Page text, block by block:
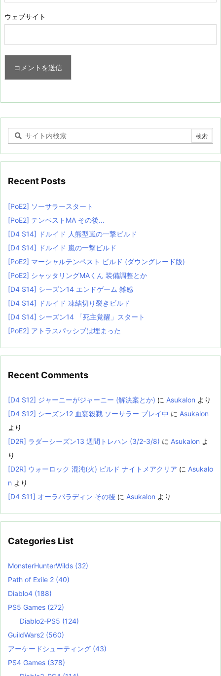
ウェブサイト
Recent Posts
[PoE2] ソーサラースタート
[PoE2] テンペストMA その後…
[D4 S14] ドルイド 人熊型嵐の一撃ビルド
[D4 S14] ドルイド 嵐の一撃ビルド
[PoE2] マーシャルテンペスト ビルド (ダウングレード版)
[PoE2] シャッタリングMAくん 装備調整とか
[D4 S14] シーズン14 エンドゲーム 雑感
[D4 S14] ドルイド 凍結切り裂きビルド
[D4 S14] シーズン14 「死主覚醒」スタート
[PoE2] アトラスパッシブは埋まった
Recent Comments
[D4 S12] ジャーニーがジャーニー (解決案とか) に Asukalon より
[D4 S12] シーズン12 血宴殺戮 ソーサラー プレイ中 に Asukalon
より
[D2R] ラダーシーズン13 週間トレハン (3/2-3/8) に Asukalon よ
り
[D2R] ウォーロック 混沌(火) ビルド ナイトメアクリア に Asukalo
n より
[D4 S11] オーラパラディン その後 に Asukalon より
Categories List
MonsterHunterWilds (32)
Path of Exile 2 (40)
Diablo4 (188)
PS5 Games (272)
Diablo2-PS5 (124)
GuildWars2 (560)
アーケードシューティング (43)
PS4 Games (378)